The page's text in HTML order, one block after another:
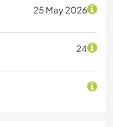
25 May 2026
24